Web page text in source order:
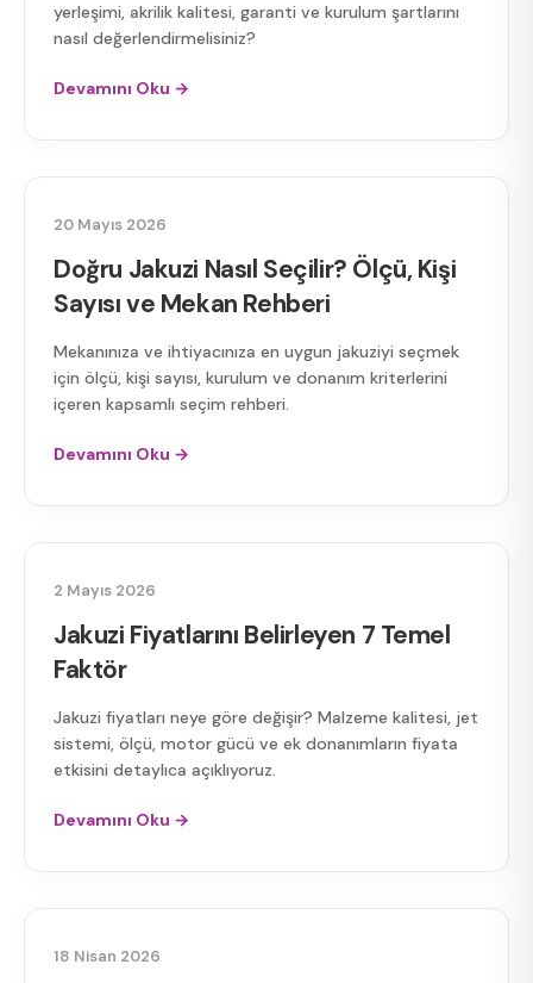
yerleşimi, akrilik kalitesi, garanti ve kurulum şartlarını
nasıl değerlendirmelisiniz?
Devamını Oku →
20 Mayıs 2026
Doğru Jakuzi Nasıl Seçilir? Ölçü, Kişi
Sayısı ve Mekan Rehberi
Mekanınıza ve ihtiyacınıza en uygun jakuziyi seçmek
için ölçü, kişi sayısı, kurulum ve donanım kriterlerini
içeren kapsamlı seçim rehberi.
Devamını Oku →
2 Mayıs 2026
Jakuzi Fiyatlarını Belirleyen 7 Temel
Faktör
Jakuzi fiyatları neye göre değişir? Malzeme kalitesi, jet
sistemi, ölçü, motor gücü ve ek donanımların fiyata
etkisini detaylıca açıklıyoruz.
Devamını Oku →
18 Nisan 2026